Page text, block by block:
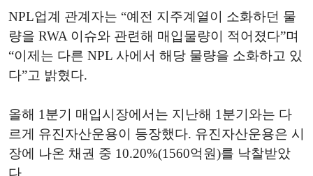
NPL업계 관계자는 “예전 지주계열이 소화하던 물
량을 RWA 이슈와 관련해 매입물량이 적어졌다”며
“이제는 다른 NPL 사에서 해당 물량을 소화하고 있
다”고 밝혔다.
올해 1분기 매입시장에서는 지난해 1분기와는 다
르게 유진자산운용이 등장했다. 유진자산운용은 시
장에 나온 채권 중 10.20%(1560억원)를 낙찰받았
다.